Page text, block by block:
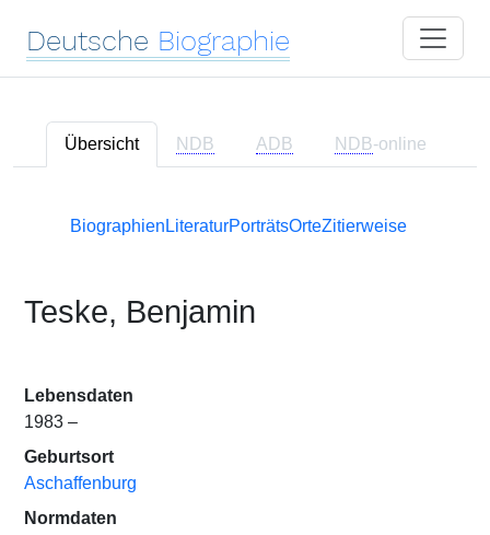
Deutsche Biographie
Übersicht NDB ADB NDB-online
Biographien LiteraturPorträtsOrteZitierweise
Teske, Benjamin
Lebensdaten
1983 –
Geburtsort
Aschaffenburg
Normdaten